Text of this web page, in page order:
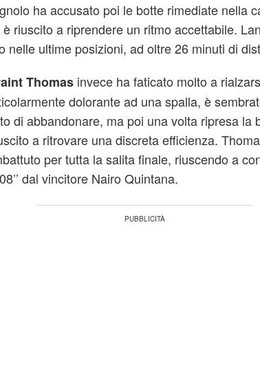
ha accusato poi le botte rimediate nella
è riuscito a riprendere un ritmo accettabile.
nelle ultime posizioni, ad oltre 26 minuti di
Thomasinvece ha faticato molto a
dolorante ad una spalla, è
di abbandonare, ma poi una volta ripresa la
a ritrovare una discreta efficienza.
per tutta la salita finale, riuscendo a
dal vincitore Nairo Quintana.